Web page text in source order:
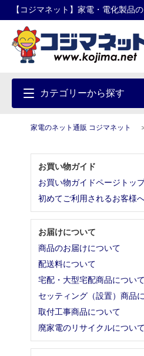
【コジマネット】家電・電化製品
カテゴリーから探す
家電のネット通販 コジマネット
お買い物ガイド
お買い物ガイドページトッ
初めてご利用されるお客様
お届けについて
商品のお届けについて
配送料について
宅配・大型宅配商品について
セッティング（設置）商品
取付工事商品について
廃家電のリサイクルについて